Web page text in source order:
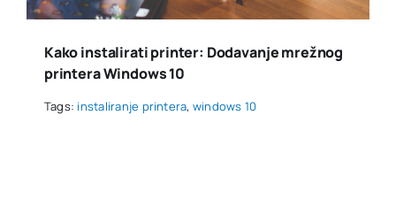
Kako instalirati printer: Dodavanje mrežnog
printera Windows 10
Tags: instaliranje printera, windows 10